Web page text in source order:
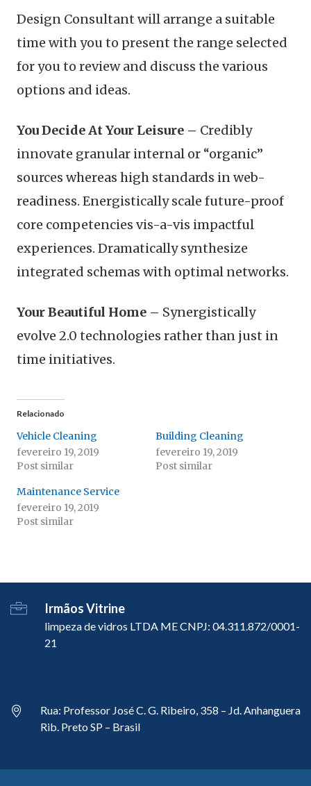
Design Consultant will arrange a suitable
time with you to present the range selected
for you to review and discuss the various
options and ideas.
You Decide At Your Leisure – Credibly
innovate granular internal or “organic”
sources whereas high standards in web-
readiness. Energistically scale future-proof
core competencies vis-a-vis impactful
experiences. Dramatically synthesize
integrated schemas with optimal networks.
Your Beautiful Home – Synergistically
evolve 2.0 technologies rather than just in
time initiatives.
Relacionado
Vehicle Cleaning
fevereiro 19, 2019
Post similar
Building Cleaning
fevereiro 19, 2019
Post similar
Maintenance Service
fevereiro 19, 2019
Post similar
Irmãos Vitrine
limpeza de vidros LTDA ME CNPJ: 04.311.872/0001-
21
Rua: Professor José C. G. Ribeiro, 358 – Jd. Anhanguera
Rib. Preto SP – Brasil